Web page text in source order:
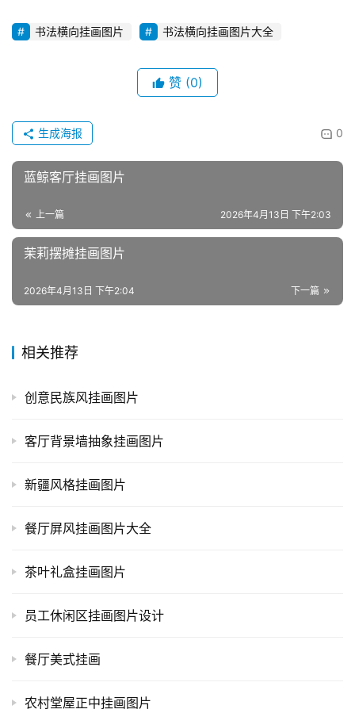
书法横向挂画图片 书法横向挂画图片大全
赞 (0)
0
生成海报
蓝鲸客厅挂画图片
上一篇 2026年4月13日 下午2:03
茉莉摆摊挂画图片
下一篇
2026年4月13日 下午2:04
相关推荐
创意民族风挂画图片
客厅背景墙抽象挂画图片
新疆风格挂画图片
餐厅屏风挂画图片大全
茶叶礼盒挂画图片
员工休闲区挂画图片设计
餐厅美式挂画
农村堂屋正中挂画图片